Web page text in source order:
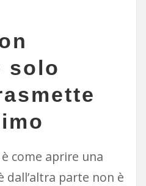
solo
come aprire una
dall’altra parte non è